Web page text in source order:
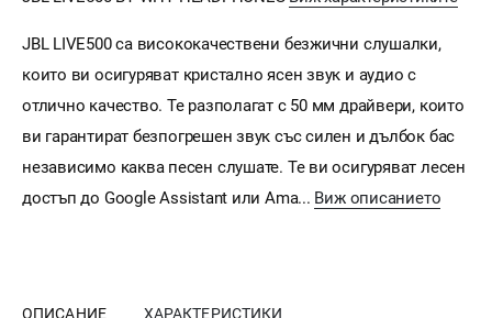
JBL LIVE500 са висококачествени безжични слушалки,
които ви осигуряват кристално ясен звук и аудио с
отлично качество. Те разполагат с 50 мм драйвери, които
ви гарантират безпогрешен звук със силен и дълбок бас
независимо каква песен слушате. Те ви осигуряват лесен
достъп до Google Assistant или Ama... Виж описанието
ОПИСАНИЕ ХАРАКТЕРИСТИКИ